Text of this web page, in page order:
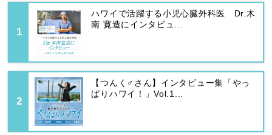
ハワイで活躍する小児心臓外科医 Dr.木
南 寛造にインタビュ...
【つんく♂さん】インタビュー集「やっ
ぱりハワイ！」Vol.1...